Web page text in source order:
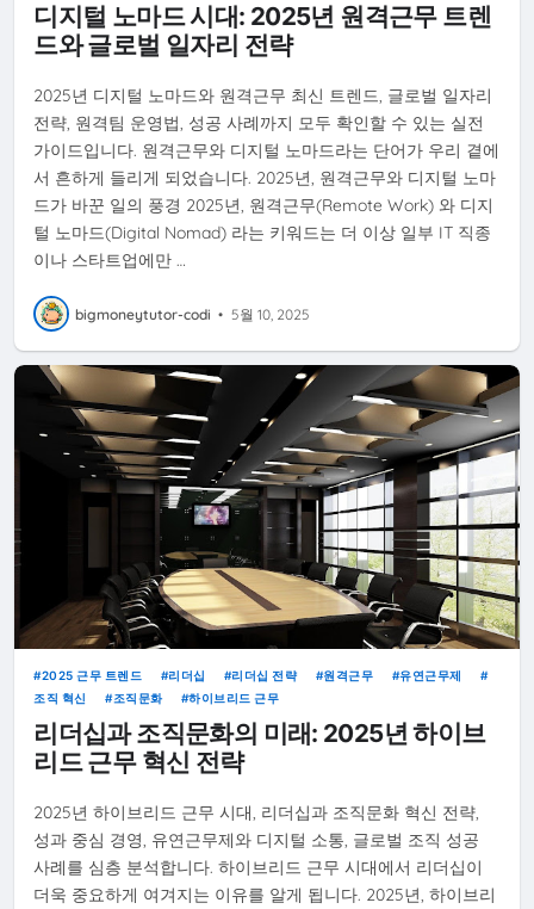
디지털 노마드 시대: 2025년 원격근무 트렌
드와 글로벌 일자리 전략
2025년 디지털 노마드와 원격근무 최신 트렌드, 글로벌 일자리
전략, 원격팀 운영법, 성공 사례까지 모두 확인할 수 있는 실전
가이드입니다. 원격근무와 디지털 노마드라는 단어가 우리 곁에
서 흔하게 들리게 되었습니다. 2025년, 원격근무와 디지털 노마
드가 바꾼 일의 풍경 2025년, 원격근무(Remote Work) 와 디지
털 노마드(Digital Nomad) 라는 키워드는 더 이상 일부 IT 직종
이나 스타트업에만 …
bigmoneytutor-codi • 5월 10, 2025
2025 근무 트렌드 리더십 리더십 전략 원격근무
유연근무제
조직 혁신
조직문화 하이브리드 근무
리더십과 조직문화의 미래: 2025년 하이브
리드 근무 혁신 전략
2025년 하이브리드 근무 시대, 리더십과 조직문화 혁신 전략,
성과 중심 경영, 유연근무제와 디지털 소통, 글로벌 조직 성공
사례를 심층 분석합니다. 하이브리드 근무 시대에서 리더십이
더욱 중요하게 여겨지는 이유를 알게 됩니다. 2025년, 하이브리